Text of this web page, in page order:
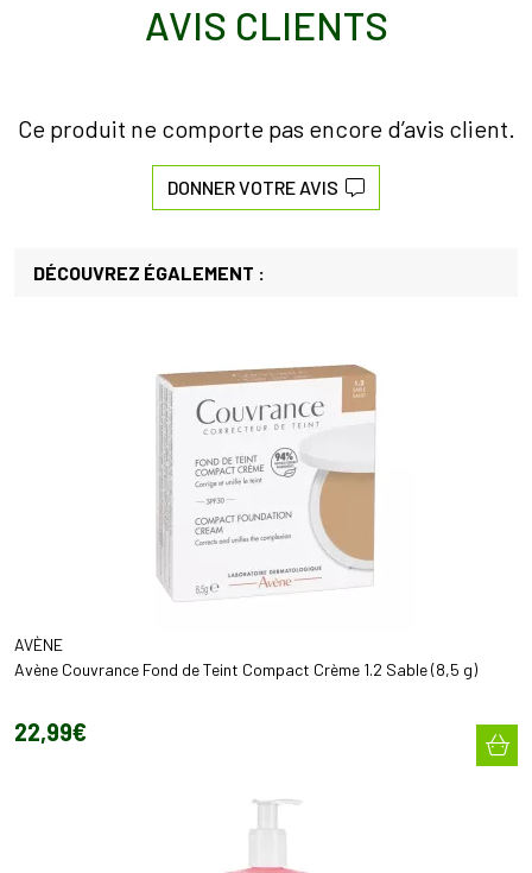
AVIS CLIENTS
Ce produit ne comporte pas encore d’avis client.
DONNER VOTRE AVIS
DÉCOUVREZ ÉGALEMENT :
AVÈNE
Avène Couvrance Fond de Teint Compact Crème 1.2 Sable (8,5 g)
22,99€